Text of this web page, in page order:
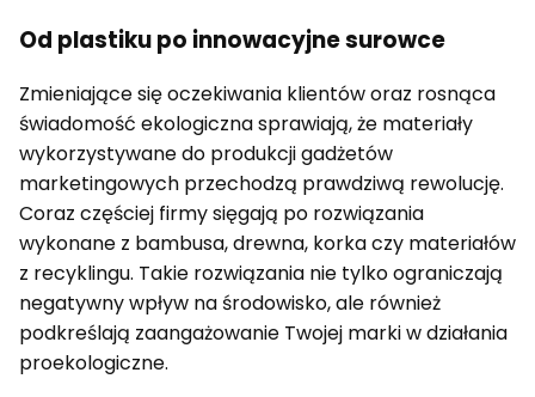
Od plastiku po innowacyjne surowce
Zmieniające się oczekiwania klientów oraz rosnąca
świadomość ekologiczna sprawiają, że materiały
wykorzystywane do produkcji gadżetów
marketingowych przechodzą prawdziwą rewolucję.
Coraz częściej firmy sięgają po rozwiązania
wykonane z bambusa, drewna, korka czy materiałów
z recyklingu. Takie rozwiązania nie tylko ograniczają
negatywny wpływ na środowisko, ale również
podkreślają zaangażowanie Twojej marki w działania
proekologiczne.